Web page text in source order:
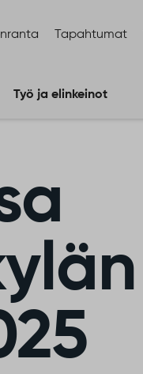
Tapahtumat
Työ ja elinkeinot